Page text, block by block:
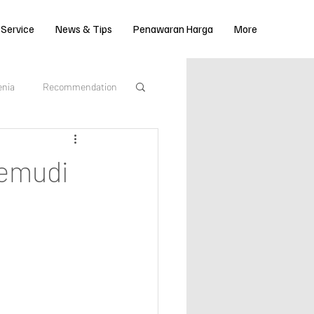
News & Tips Penawaran Harga More
Recommendation